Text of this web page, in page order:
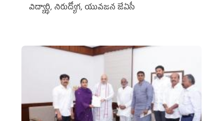
విద్యార్థి, నిరుద్యోగ, యువజన జేఏసీ